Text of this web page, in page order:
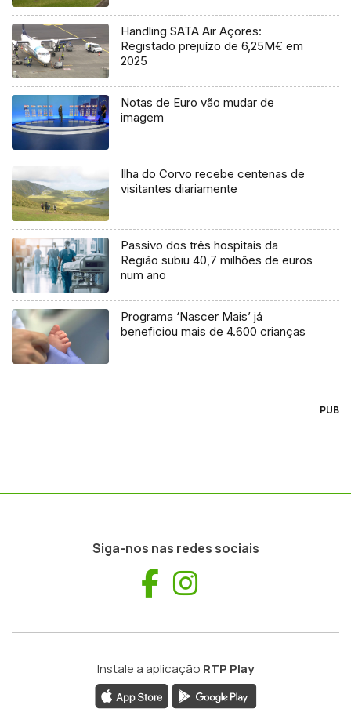
Handling SATA Air Açores:
Registado prejuízo de 6,25M€ em
2025
Notas de Euro vão mudar de
imagem
Ilha do Corvo recebe centenas de
visitantes diariamente
Passivo dos três hospitais da
Região subiu 40,7 milhões de euros
num ano
Programa ‘Nascer Mais’ já
beneficiou mais de 4.600 crianças
PUB
Siga-nos nas redes sociais
Facebook
Instale a aplicação RTP Play